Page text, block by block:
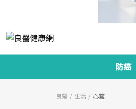
防癌
良醫 生活 心靈